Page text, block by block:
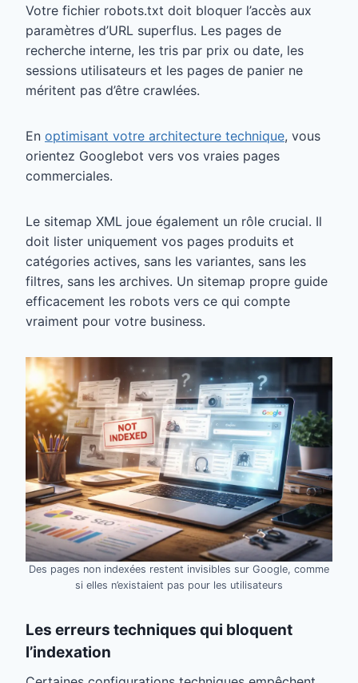
Votre fichier robots.txt doit bloquer l’accès aux
paramètres d’URL superflus. Les pages de
recherche interne, les tris par prix ou date, les
sessions utilisateurs et les pages de panier ne
méritent pas d’être crawlées.
En optimisant votre architecture technique, vous
orientez Googlebot vers vos vraies pages
commerciales.
Le sitemap XML joue également un rôle crucial. Il
doit lister uniquement vos pages produits et
catégories actives, sans les variantes, sans les
filtres, sans les archives. Un sitemap propre guide
efficacement les robots vers ce qui compte
vraiment pour votre business.
Des pages non indexées restent invisibles sur Google, comme
si elles n’existaient pas pour les utilisateurs
Les erreurs techniques qui bloquent
l’indexation